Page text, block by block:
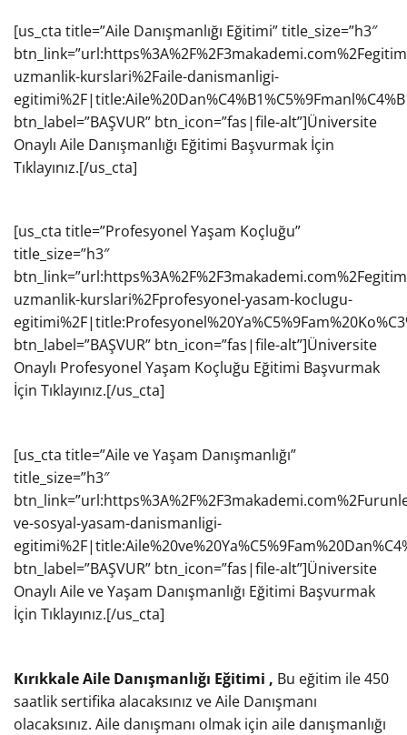
[us_cta title=”Aile Danışmanlığı Eğitimi” title_size=”h3″
uzmanlik-kurslari%2Faile-danismanligi-
btn_label=”BAŞVUR” btn_icon=”fas|file-alt”]Üniversite
Onaylı Aile Danışmanlığı Eğitimi Başvurmak İçin
Tıklayınız.[/us_cta]
[us_cta title=”Profesyonel Yaşam Koçluğu”
title_size=”h3″
uzmanlik-kurslari%2Fprofesyonel-yasam-koclugu-
btn_label=”BAŞVUR” btn_icon=”fas|file-alt”]Üniversite
Onaylı Profesyonel Yaşam Koçluğu Eğitimi Başvurmak
İçin Tıklayınız.[/us_cta]
[us_cta title=”Aile ve Yaşam Danışmanlığı”
title_size=”h3″
ve-sosyal-yasam-danismanligi-
btn_label=”BAŞVUR” btn_icon=”fas|file-alt”]Üniversite
Onaylı Aile ve Yaşam Danışmanlığı Eğitimi Başvurmak
İçin Tıklayınız.[/us_cta]
Kırıkkale Aile Danışmanlığı Eğitimi , Bu eğitim ile 450
saatlik sertifika alacaksınız ve Aile Danışmanı
olacaksınız. Aile danışmanı olmak için aile danışmanlığı